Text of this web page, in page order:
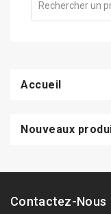
Accueil
Nouveaux
Contactez-Nous